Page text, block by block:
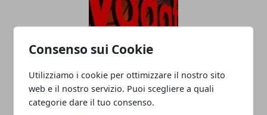
Consenso sui Cookie
Utilizziamo i cookie per ottimizzare il nostro sito
web e il nostro servizio. Puoi scegliere a quali
categorie dare il tuo consenso.
Passa a Vodafone, le nuove offerte per
la portabilità
18/05/2017